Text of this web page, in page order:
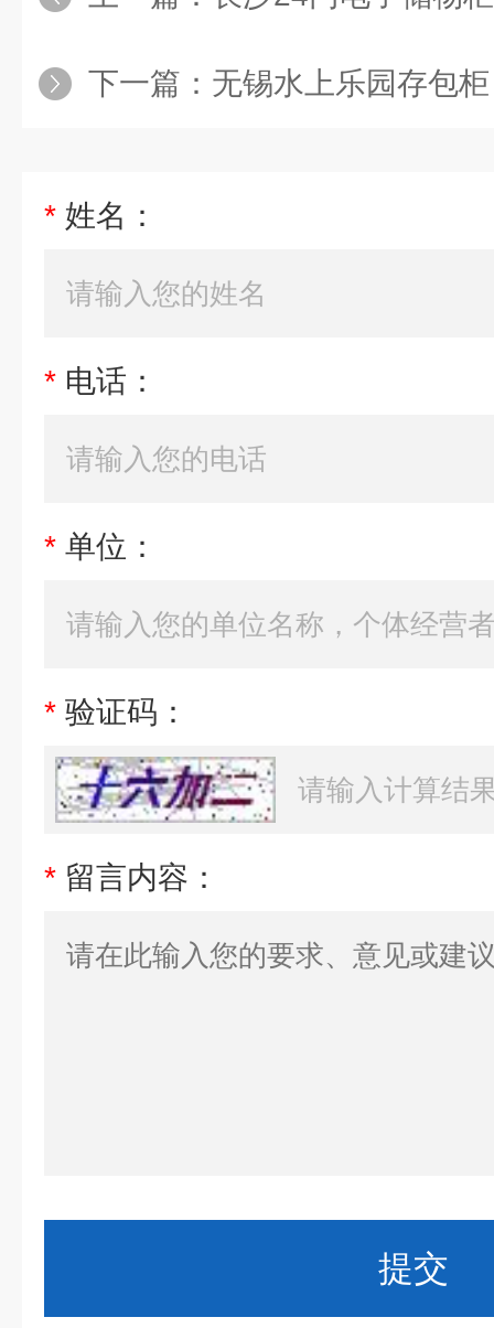
下一篇： 无锡水上乐园存包柜
* 姓名：
* 电话：
* 单位：
* 验证码：
* 留言内容：